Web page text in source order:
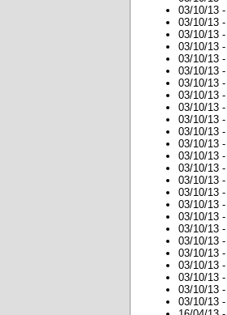
03/10/13 -
03/10/13 -
03/10/13 -
03/10/13 -
03/10/13 -
03/10/13 -
03/10/13 -
03/10/13 -
03/10/13 -
03/10/13 -
03/10/13 -
03/10/13 -
03/10/13 -
03/10/13 -
03/10/13 -
03/10/13 -
03/10/13 -
03/10/13 -
03/10/13 -
03/10/13 -
03/10/13 -
03/10/13 -
03/10/13 -
03/10/13 -
03/10/13 -